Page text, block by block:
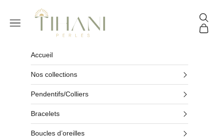
Tihani Perles
Menu
Panier
Accueil
Nos collections
Pendentifs/Colliers
Bracelets
Boucles d’oreilles